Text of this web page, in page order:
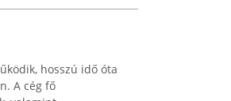
hosszú idő óta
A cég fő